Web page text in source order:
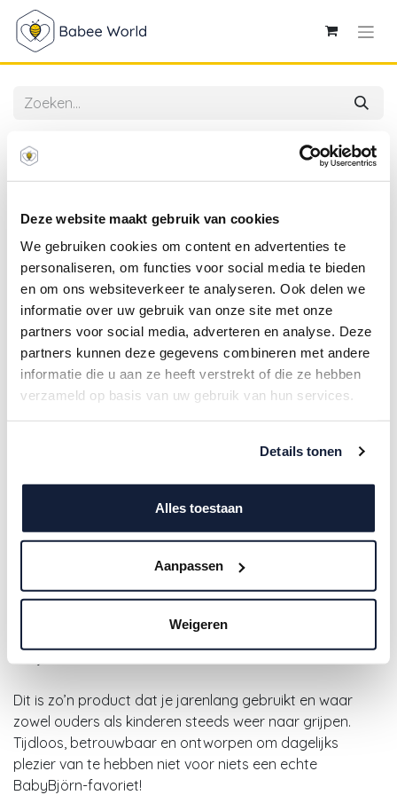
Deze website maakt gebruik van cookies
We gebruiken cookies om content en advertenties te
personaliseren, om functies voor social media te bieden
en om ons websiteverkeer te analyseren. Ook delen we
informatie over uw gebruik van onze site met onze
partners voor social media, adverteren en analyse. Deze
partners kunnen deze gegevens combineren met andere
informatie die u aan ze heeft verstrekt of die ze hebben
verzameld op basis van uw gebruik van hun services.
Details tonen
Alles toestaan
Aanpassen
Weigeren
BabyBjorn | Opstapje Step Stool Diepblauw/Wit
H15,5cm
BabyBjorn | Opstapje Step Stool
Diepblauw/Wit H15,5cm
23,95€
Dit is zo’n product dat je jarenlang gebruikt en waar
zowel ouders als kinderen steeds weer naar grijpen.
Tijdloos, betrouwbaar en ontworpen om dagelijks
plezier van te hebben niet voor niets een echte
BabyBjörn-favoriet!